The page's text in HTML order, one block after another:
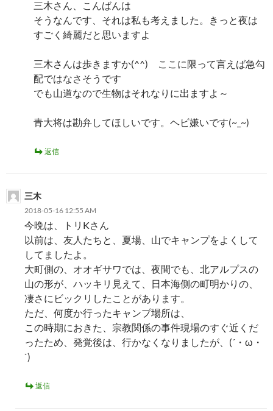
三木さん、こんばんは
そうなんです、それは私も考えました。きっと夜は
すごく綺麗だと思いますよ
三木さんは歩きますか(^^) ここに限って言えば急勾
配ではなさそうです
でも山道なので生物はそれなりに出ますよ～
青大将は勘弁してほしいです。ヘビ嫌いです(~_~)
返信
三木
2018-05-16 12:55 AM
今晩は、トリKさん
以前は、友人たちと、夏場、山でキャンプをよくして
してましたよ。
大町側の、オオギサワでは、夜間でも、北アルプスの
山の形が、ハッキリ見えて、日本海側の町明かりの、
凄さにビックリしたことがあります。
ただ、何度か行ったキャンプ場所は、
この時期におきた、宗教関係の事件現場のすぐ近くだ
ったため、発覚後は、行かなくなりましたが、(´・ω・
`)
返信